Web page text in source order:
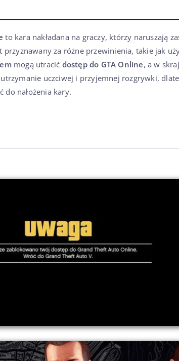
to kara nakładana na graczy, którzy naruszają
przyznawany za różne przewinienia, takie jak
mogą utracić dostęp do GTA Online, a w
uczciwej i przyjemnej rozgrywki,
do nałożenia kary.